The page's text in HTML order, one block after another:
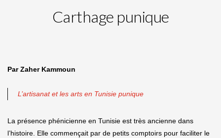
Carthage punique
Par Zaher Kammoun
L’artisanat et les arts en Tunisie punique
La présence phénicienne en Tunisie est très ancienne dans
l’histoire. Elle commençait par de petits comptoirs pour faciliter le